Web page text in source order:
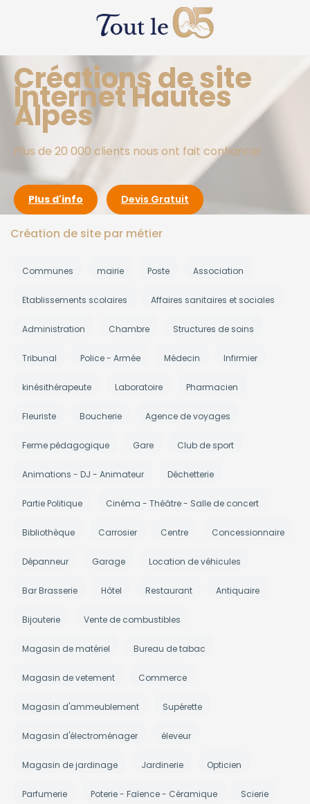
Créations de site
Internet Hautes
Alpes
Plus de 20 000 clients nous ont fait confiance!
Plus d'info Devis Gratuit
Création de site par métier
Communes mairie Poste Association
Etablissements scolaires Affaires sanitaires et sociales
Administration Chambre Structures de soins
Tribunal Police - Armée Médecin Infirmier
kinésithérapeute Laboratoire Pharmacien
Fleuriste Boucherie Agence de voyages
Ferme pédagogique Gare Club de sport
Animations - DJ - Animateur Déchetterie
Partie Politique Cinéma - Théâtre - Salle de concert
Bibliothèque Carrosier Centre Concessionnaire
Dépanneur Garage Location de véhicules
Bar Brasserie Hôtel Restaurant Antiquaire
Bijouterie Vente de combustibles
Magasin de matériel Bureau de tabac
Magasin de vetement Commerce
Magasin d'ammeublement Supérette
Magasin d'électroménager éleveur
Magasin de jardinage Jardinerie Opticien
Parfumerie Poterie - Faïence - Céramique Scierie